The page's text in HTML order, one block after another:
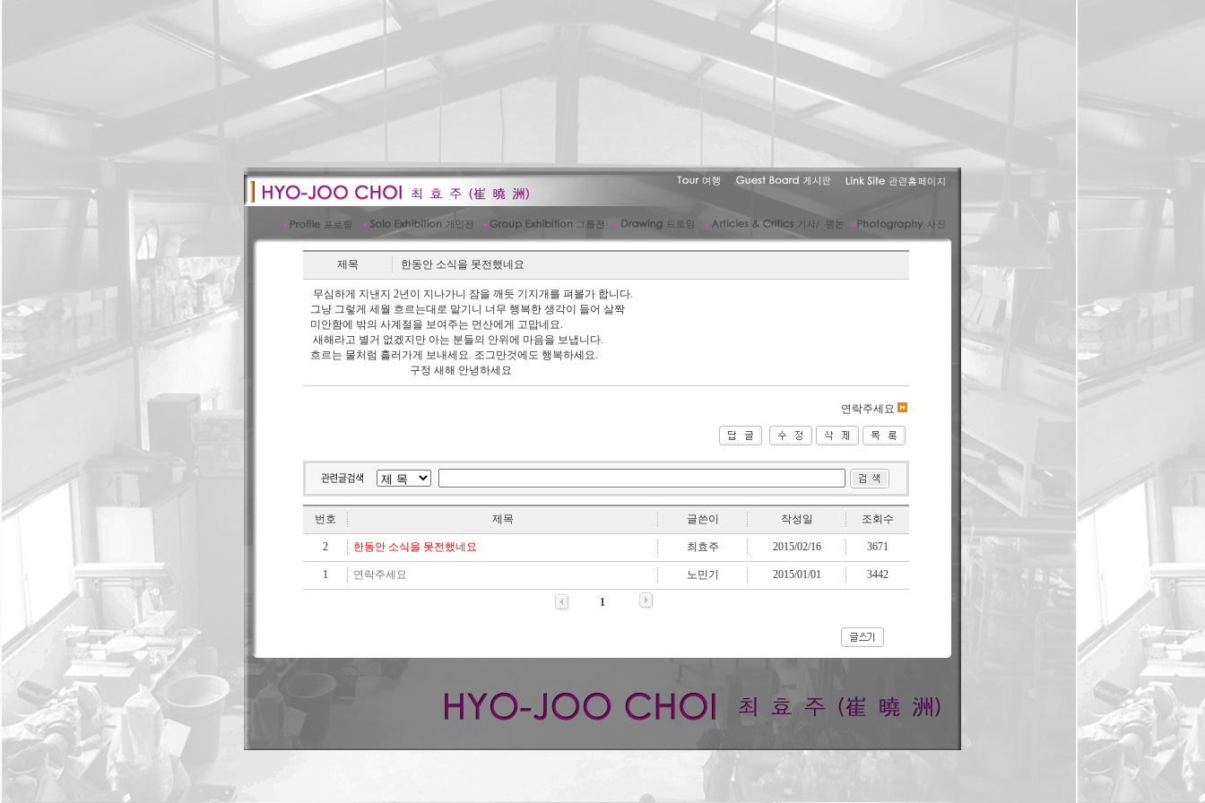
제목 한동안 소식을 못전했네요
무심하게 지낸지 2년이 지나가니 잠을 깨듯 기지개를 펴볼가 합니다.
그냥 그렇게 세월 흐르는대로 맡기니 너무 행복한 생각이 들어 살짝
미안함에 밖의 사계절을 보여주는 먼산에게 고맙네요.
새해라고 별거 없겠지만 아는 분들의 안위에 마음을 보냅니다.
흐르는 물처럼 흘러가게 보내세요. 조그만것에도 행복하세요.
구정 새해 안녕하세요
연락주세요
번호 제목 글쓴이 작성일 조회수
2 한동안 소식을 못전했네요 최효주 2015/02/16 3671
1 연락주세요 노민기 2015/01/01 3442
1